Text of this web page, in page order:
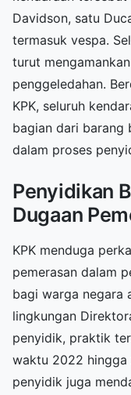
Davidson, satu
termasuk vespa.
turut
penggeledahan.
KPK, seluruh
bagian dari barang
dalam proses
Penyidikan
Dugaan
KPK menduga
pemerasan dalam
bagi warga negara
lingkungan
penyidik, praktik
waktu 2022 hingga
penyidik juga